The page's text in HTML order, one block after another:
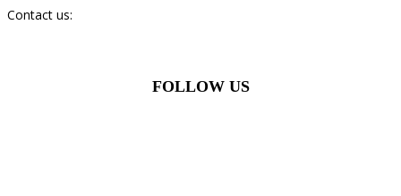
Contact us:
FOLLOW US